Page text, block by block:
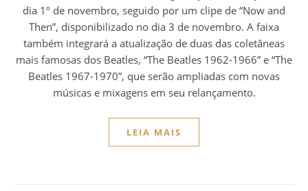
dia 1º de novembro, seguido por um clipe de “Now and
Then”, disponibilizado no dia 3 de novembro. A faixa
também integrará a atualização de duas das coletâneas
mais famosas dos Beatles, “The Beatles 1962-1966” e “The
Beatles 1967-1970”, que serão ampliadas com novas
músicas e mixagens em seu relançamento.
LEIA MAIS